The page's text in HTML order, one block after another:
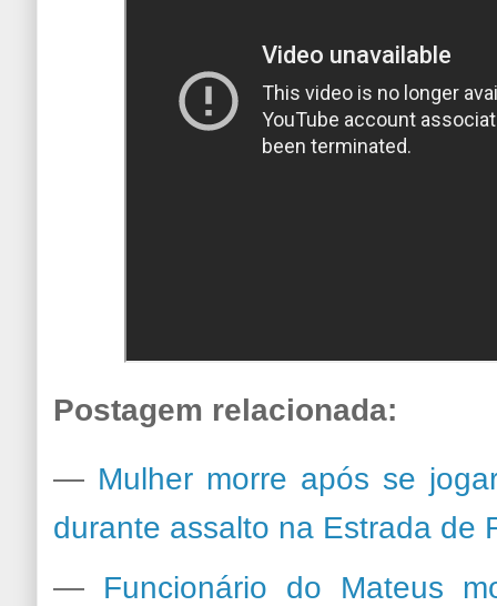
Postagem relacionada:
— Mulher morre após se
durante assalto na Estrada de
— Funcionário do Mateus